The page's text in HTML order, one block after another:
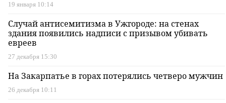
19 января 10:14
Случай антисемитизма в Ужгороде: на стенах
здания появились надписи с призывом убивать
евреев
27 декабря 15:30
На Закарпатье в горах потерялись четверо мужчин
26 декабря 10:11